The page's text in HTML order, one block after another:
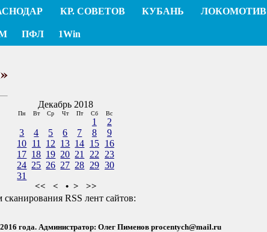
КР. СОВЕТОВ КУБАНЬ ЛОКОМОТИВ
ПФЛ 1Win
Декабрь 2018
Пн Вт Ср Чт Пт Сб Вс
1
2
3
4 5 6 7 8
9
10 11 12 13 14 15 16
17 18 19 20 21 22
23
24 25 26 27 28 29 30
31
<< < • > >>
RSS лент сайтов:
года. Администратор: Олег Пименов procentych@mail.ru